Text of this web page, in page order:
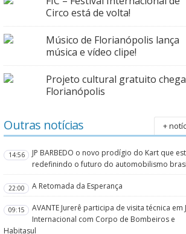
Circo está de volta!
Músico de Florianópolis lança
música e vídeo clipe!
Projeto cultural gratuito
Florianópolis
Outras notícias +
14:56
JP BARBEDO o novo prodígio do Kart que
redefinindo o futuro do automobilismo
22:00 A Retomada da Esperança
09:15
AVANTE Jurerê participa de visita técnica em
Internacional com Corpo de Bombeiros e
Habitasul